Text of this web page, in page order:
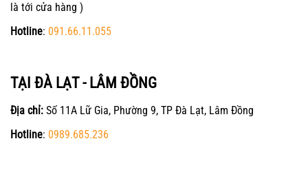
là tới cửa hàng )
Hotline: 091.66.11.055
TẠI ĐÀ LẠT - LÂM ĐỒNG
Địa chỉ: Số 11A Lữ Gia, Phường 9, TP Đà Lạt, Lâm Đồng
Hotline: 0989.685.236